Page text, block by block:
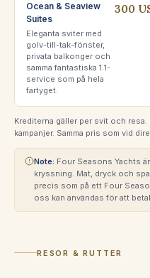
Ocean & Seaview
Suites
Eleganta sviter med
golv-till-tak-fönster,
privata balkonger och
samma fantastiska 1:1-
service som på hela
fartyget.
300
Krediterna gäller per svit och resa.
kampanjer. Samma pris som vid
Note: Four Seasons Yachts
kryssning. Mat, dryck och
precis som på ett Four
oss kan användas för att
RESOR & RUTTER